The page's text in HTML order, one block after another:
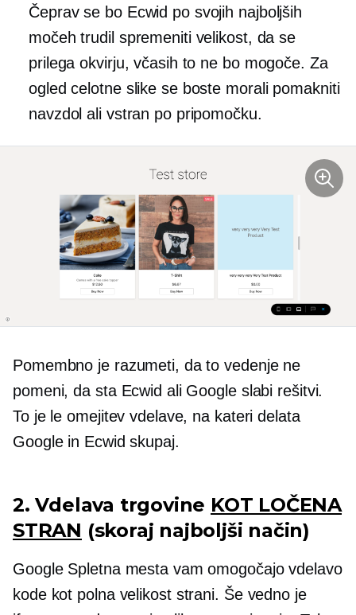
Čeprav se bo Ecwid po svojih najboljših
močeh trudil spremeniti velikost, da se
prilega okvirju, včasih to ne bo mogoče. Za
ogled celotne slike se boste morali pomakniti
navzdol ali vstran po pripomočku.
Pomembno je razumeti, da to vedenje ne
pomeni, da sta Ecwid ali Google slabi rešitvi.
To je le omejitev vdelave, na kateri delata
Google in Ecwid skupaj.
2. Vdelava trgovine KOT LOČENA
STRAN (skoraj najboljši način)
Google Spletna mesta vam omogočajo vdelavo
kode kot polna velikoststrani. Še vedno je